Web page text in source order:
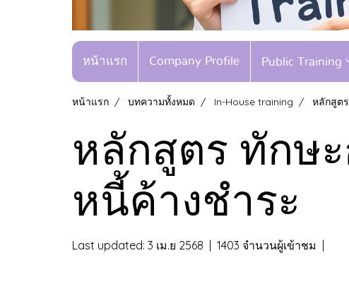
หน้าแรก Company Profile Public Training
หน้าแรก บทความทั้งหมด In-House training หลักสูต
หลักสูตร ทักษ
หนี้ค้างชำระ
Last updated: 3 เม.ย 2568 1403 จำนวนผู้เข้าชม